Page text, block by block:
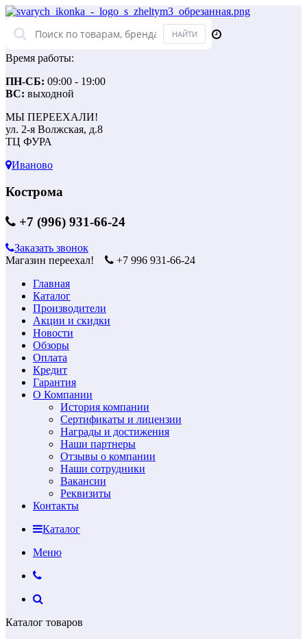
Время работы:
ПН-СБ: 09:00 - 19:00
ВС: выходной
МЫ ПЕРЕЕХАЛИ!
ул. 2-я Волжская, д.8
ТЦ ФУРА
Иваново
Кострома
+7 (996) 931-66-24
Заказать звонок
Магазин переехал!
+7 996 931-66-24
Главная
Каталог
Производители
Акции и скидки
Новости
Обзоры
Оплата
Кредит
Гарантия
О Компании
История компании
Сертификаты и лицензии
Награды и достижения
Наши партнеры
Отзывы о компании
Наши сотрудники
Вакансии
Реквизиты
Контакты
Каталог
Меню
Каталог товаров